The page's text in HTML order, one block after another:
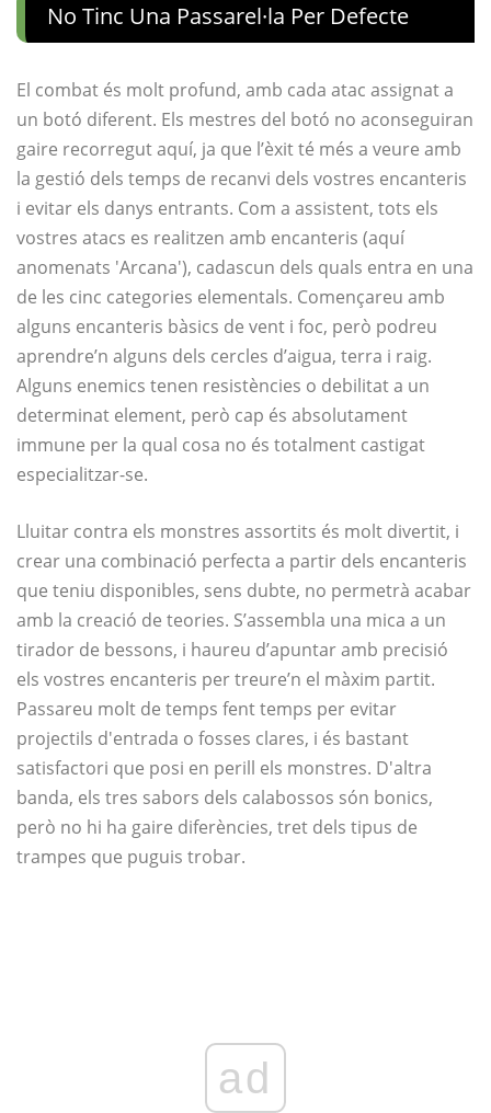
No Tinc Una Passarel·la Per Defecte
El combat és molt profund, amb cada atac assignat a
un botó diferent. Els mestres del botó no aconseguiran
gaire recorregut aquí, ja que l’èxit té més a veure amb
la gestió dels temps de recanvi dels vostres encanteris
i evitar els danys entrants. Com a assistent, tots els
vostres atacs es realitzen amb encanteris (aquí
anomenats 'Arcana'), cadascun dels quals entra en una
de les cinc categories elementals. Començareu amb
alguns encanteris bàsics de vent i foc, però podreu
aprendre’n alguns dels cercles d’aigua, terra i raig.
Alguns enemics tenen resistències o debilitat a un
determinat element, però cap és absolutament
immune per la qual cosa no és totalment castigat
especialitzar-se.
Lluitar contra els monstres assortits és molt divertit, i
crear una combinació perfecta a partir dels encanteris
que teniu disponibles, sens dubte, no permetrà acabar
amb la creació de teories. S’assembla una mica a un
tirador de bessons, i haureu d’apuntar amb precisió
els vostres encanteris per treure’n el màxim partit.
Passareu molt de temps fent temps per evitar
projectils d'entrada o fosses clares, i és bastant
satisfactori que posi en perill els monstres. D'altra
banda, els tres sabors dels calabossos són bonics,
però no hi ha gaire diferències, tret dels tipus de
trampes que puguis trobar.
ad